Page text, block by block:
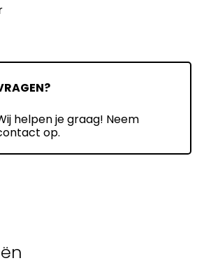
helpen je graag! Neem
op.